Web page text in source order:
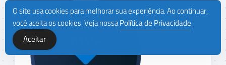
O site usa cookies para melhorar sua experiência. Ao continuar,
você aceita os cookies. Veja nossaPolítica de Privacidade.
Aceitar